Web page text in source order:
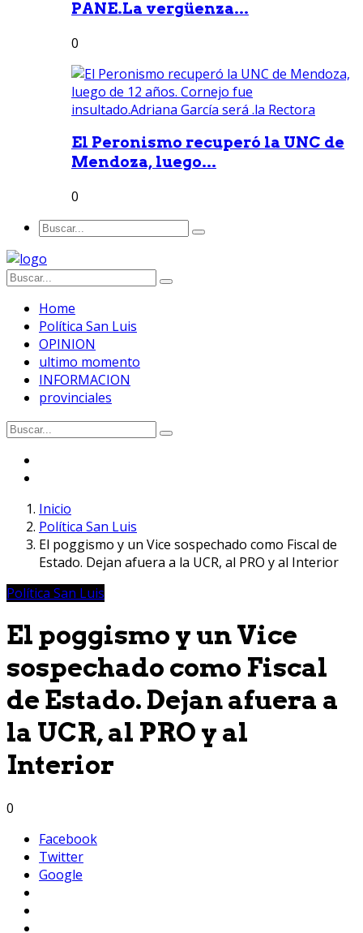
PANE.La vergüenza...
0
El Peronismo recuperó la UNC de
Mendoza, luego...
0
Home
Política San Luis
OPINION
ultimo momento
INFORMACION
provinciales
Inicio
Política San Luis
El poggismo y un Vice sospechado como Fiscal de
Estado. Dejan afuera a la UCR, al PRO y al Interior
Política San Luis
El poggismo y un Vice
sospechado como Fiscal
de Estado. Dejan afuera a
la UCR, al PRO y al
Interior
0
Facebook
Twitter
Google